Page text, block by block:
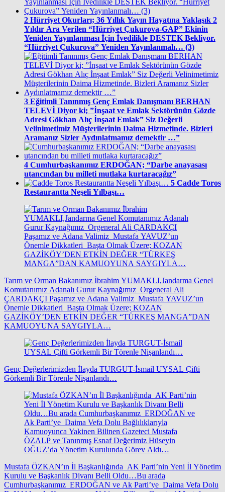
2 Hürriyet Okurları; 36 Yıllık Yayın Hayatına Yaklaşık 2
Yıldır Ara Verilen “Hürriyet Çukurova-GAP” Ekinin
Yeniden Yayınlanması İçin İvedilikle DESTEK Bekliyor.
“Hürriyet Çukurova” Yeniden Yayınlanmalı… (3)
3 Eğitimli Tanınmış Genç Emlak Danışmanı BERHAN
TELEVİ Diyor ki; ”İnşaat ve Emlak Sektörünün Gözde
Adresi Gökhan Alıç İnşaat Emlak” Siz Değerli
Velinimetimiz Müşterilerinin Daima Hizmetinde. Bizleri
Aramanız Sizler Aydınlatmamız demektir …”
4 Cumhurbaşkanımız ERDOĞAN; “Darbe anayasası
utancından bu milleti mutlaka kurtaracağız”
5 Cadde Toros
Restaurantta Neşeli Yılbaşı…
Tarım ve Orman Bakanımız İbrahim YUMAKLI,Jandarma Genel
Komutanımız Adanalı Gurur Kaynağımız Orgeneral Ali
ÇARDAKÇI Paşamız ve Adana Valimiz Mustafa YAVUZ’un
Önemle Dikkatleri Başta Olmak Üzere; KOZAN
GAZİKÖY’DEN ETKİN DEĞER “TÜRKEŞ MANGA”DAN
KAMUOYUNA SAYGIYLA…
Genç Değerlerimizden İlayda TURGUT-İsmail UYSAL Çifti
Görkemli Bir Törenle Nişanlandı…
Mustafa ÖZKAN’ın İl Başkanlığında AK Parti’nin Yeni İl Yönetim
Kurulu ve Başkanlık Divanı Belli Oldu…Bu arada
Cumhurbaşkanımız ERDOĞAN ve Ak Parti’ye Daima Vefa Dolu